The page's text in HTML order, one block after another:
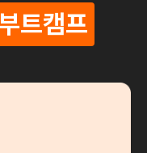
트캠프